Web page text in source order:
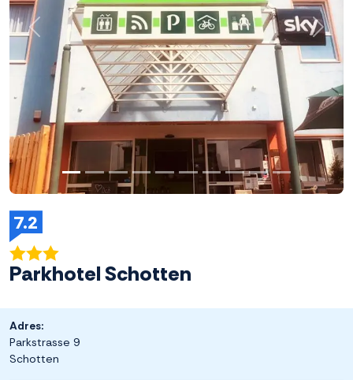
7.2
Parkhotel Schotten
Adres:
Parkstrasse 9
Schotten